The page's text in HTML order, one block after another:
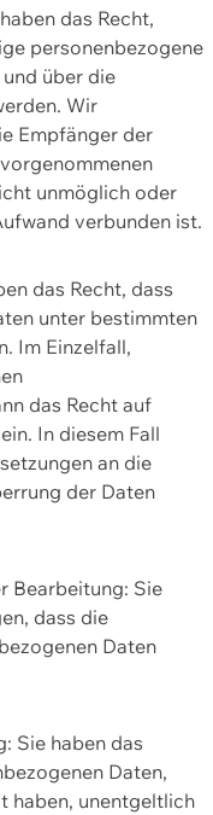
das Recht,
personenbezogene
über die
Wir
Empfänger der
unmöglich oder
verbunden ist.
das Recht, dass
unter bestimmten
Im Einzelfall,
das Recht auf
In diesem Fall
an die
der Daten
Bearbeitung: Sie
dass die
Daten
Sie haben das
Daten,
haben, unentgeltlich